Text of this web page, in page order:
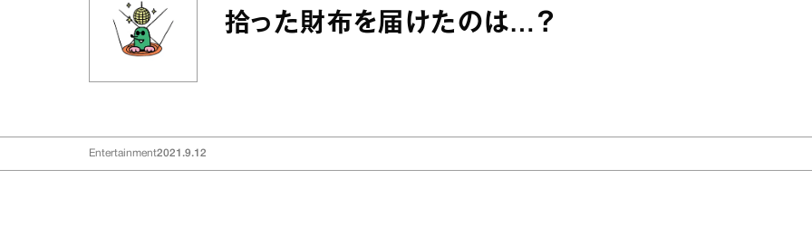
拾った財布を届けたのは…？
Entertainment2021.9.12